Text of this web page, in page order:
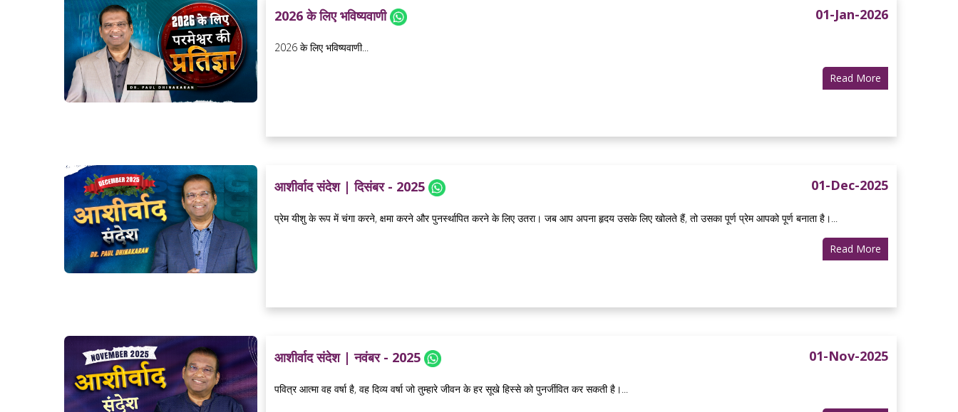
2026 के लिए भविष्यवाणी 01-Jan-2026
2026 के लिए भविष्यवाणी...
Read More
आशीर्वाद संदेश | दिसंबर - 2025 01-Dec-2025
प्रेम यीशु के रूप में चंगा करने, क्षमा करने और पुनर्स्थापित करने के लिए उतरा। जब आप अपना हृदय उसके लिए खोलते हैं, तो उसका पूर्ण प्रेम आपको पूर्ण बनाता है।...
Read More
आशीर्वाद संदेश | नवंबर - 2025 01-Nov-2025
पवित्र आत्मा वह वर्षा है, वह दिव्य वर्षा जो तुम्हारे जीवन के हर सूखे हिस्से को पुनर्जीवित कर सकती है।...